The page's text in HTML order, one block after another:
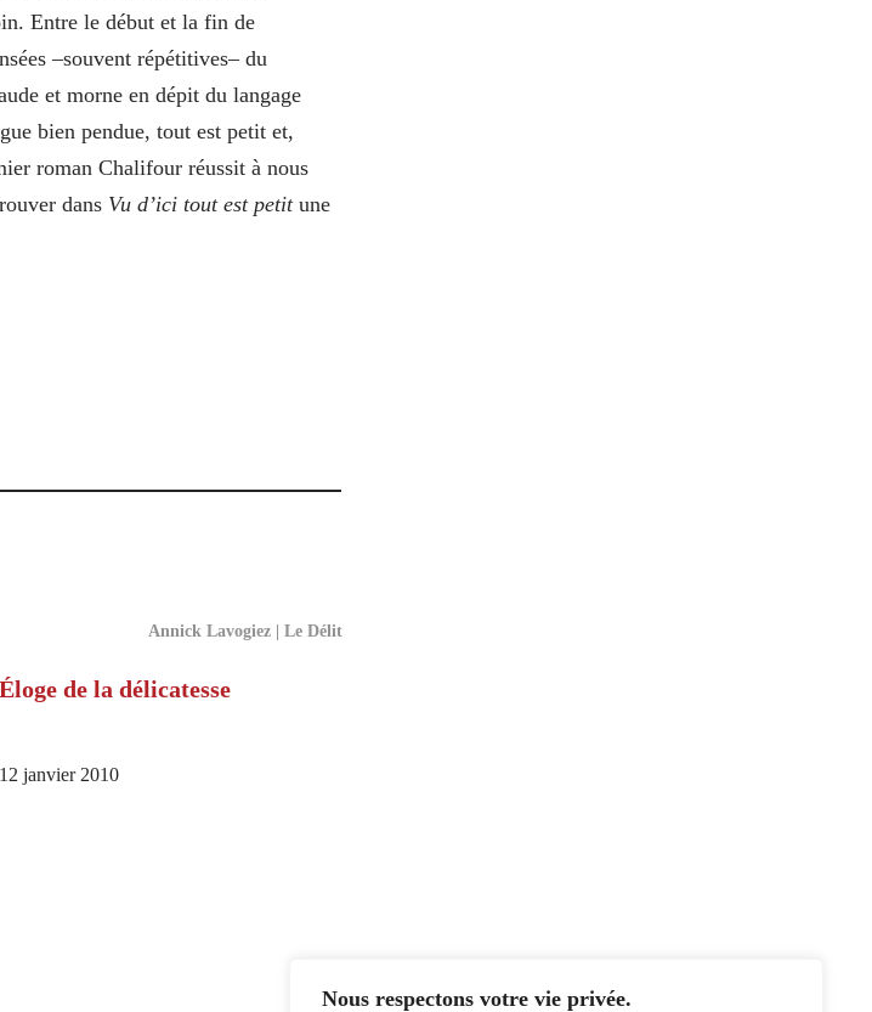
Nous respectons votre vie privée.
Entre le début et la fin de
–souvent répétitives– du
et morne en dépit du langage
bien pendue, tout est petit et,
roman Chalifour réussit à nous
dans Vu d’ici tout est petitune
Annick Lavogiez | Le Délit
Éloge de la délicatesse
12 janvier 2010